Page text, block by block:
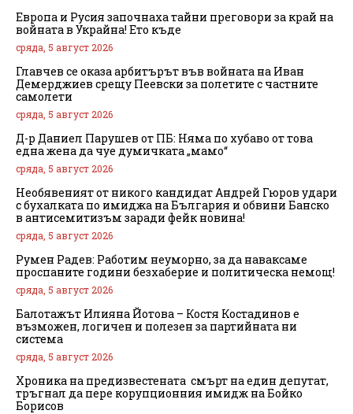
Европа и Русия започнаха тайни преговори за край на
войната в Украйна! Ето къде
сряда, 5 август 2026
Главчев се оказа арбитърът във войната на Иван
Демерджиев срещу Пеевски за полетите с частните
самолети
сряда, 5 август 2026
Д-р Даниел Парушев от ПБ: Няма по хубаво от това
една жена да чуе думичката „мамо“
сряда, 5 август 2026
Необявеният от никого кандидат Андрей Гюров удари
с бухалката по имиджа на България и обвини Банско
в антисемитизъм заради фейк новина!
сряда, 5 август 2026
Румен Радев: Работим неуморно, за да наваксаме
проспаните години безхаберие и политическа немощ!
сряда, 5 август 2026
Балотажът Илияна Йотова – Костя Костадинов е
възможен, логичен и полезен за партийната ни
система
сряда, 5 август 2026
Хроника на предизвестената смърт на един депутат,
тръгнал да пере корупционния имидж на Бойко
Борисов